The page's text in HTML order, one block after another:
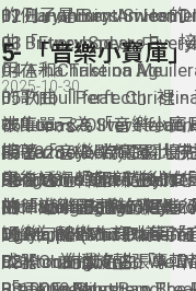
11 Hanan Ben Ari
的例子是Eurythmics的
曲「Everybody」中、
用在和Christina
的歌曲「Perfect」裡
被Riton & Oliver
Faltermeyer為電影比
用在Mann and T-Pain
的「Bang Bang」裡。
02 Eurythmics Sweet
03 Britney Spears
04 A-ha Take on Me
05 Pitbull feat.
06 Lucas & Steve feat.
07 Yazoo Don't Go
08 Riton & Oliver
09 Harold Faltermeyer
10 Mann and T-Pain
PSY Champion
5- 「音樂小寶庫
2025-10-30
本集單元為「音樂小寶
期 2023/11/17)：開場
Heart」，鋪陳稍後的
riff （鋼琴短樂句）進
Music LM(Music
成器，並播放整張專輯
接著「音樂點線面」的
Range的「The Way It
曲「Wishing For A
短樂句被2 Pac取樣用
Carlton的成名曲「A
之後透過韓國新生代女
Morricone在1966電影
Ugly）配樂作為本集「
拍律遊樂園 播放歌單
01 Pepper And Piano
02 Khruangbin So We